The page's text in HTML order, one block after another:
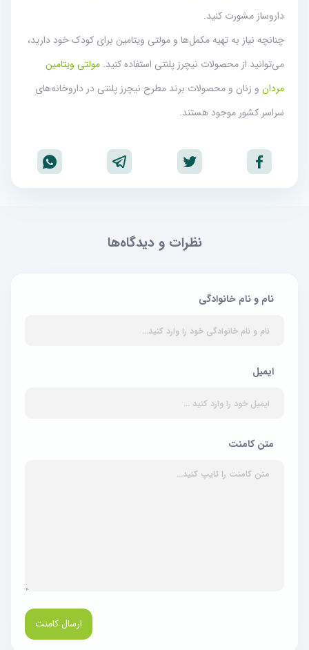
داروساز مشورت کنید.
چنانچه نیاز به تهیه مکمل‌ها و مولتی ویتامین برای کودک خود دارید،
می‌توانید از محصولات نیچرز پلنتی استفاده کنید. مولتی ویتامین
مردان و زنان و محصولات برند مطرح نیچرز پلنتی در داروخانه‌های
سراسر کشور موجود هستند.
نظرات و دیدگاه‌ها
نام و نام خانوادگی
ایمیل
متن کامنت
ارسال کامنت